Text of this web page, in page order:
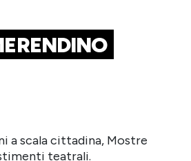
a scala cittadina, Mostre
teatrali.